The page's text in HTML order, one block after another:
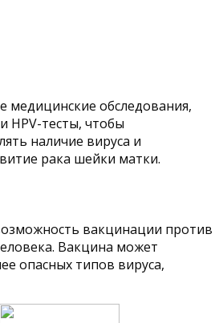
медицинские обследования,
HPV-тесты, чтобы
наличие вируса и
рака шейки матки.
вакцинации против
Вакцина может
опасных типов вируса,